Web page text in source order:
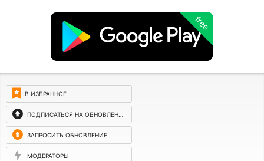
free
В ИЗБРАННОЕ
ПОДПИСАТЬСЯ НА ОБНОВЛЕНИЯ
ЗАПРОСИТЬ ОБНОВЛЕНИЕ
МОДЕРАТОРЫ